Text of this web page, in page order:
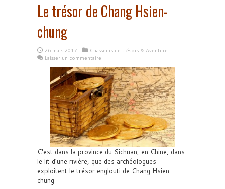
Le trésor de Chang Hsien-
chung
26 mars 2017
Chasseurs de trésors & Aventure
Laisser un commentaire
C'est dans la province du Sichuan, en Chine, dans
le lit d’une rivière, que des archéologues
exploitent le trésor englouti de Chang Hsien-
chung